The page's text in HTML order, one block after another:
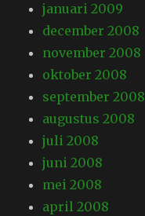
januari 2009
december 2008
november 2008
oktober 2008
september 2008
augustus 2008
juli 2008
juni 2008
mei 2008
april 2008